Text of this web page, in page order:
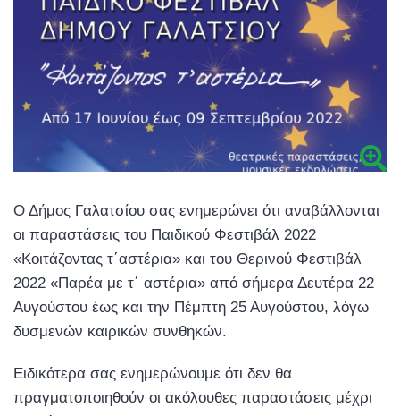
Ο Δήμος Γαλατσίου σας ενημερώνει ότι αναβάλλονται
οι παραστάσεις του Παιδικού Φεστιβάλ 2022
«Κοιτάζοντας τ΄αστέρια» και του Θερινού Φεστιβάλ
2022 «Παρέα με τ΄ αστέρια» από σήμερα Δευτέρα 22
Αυγούστου έως και την Πέμπτη 25 Αυγούστου, λόγω
δυσμενών καιρικών συνθηκών.
Ειδικότερα σας ενημερώνουμε ότι δεν θα
πραγματοποιηθούν οι ακόλουθες παραστάσεις μέχρι